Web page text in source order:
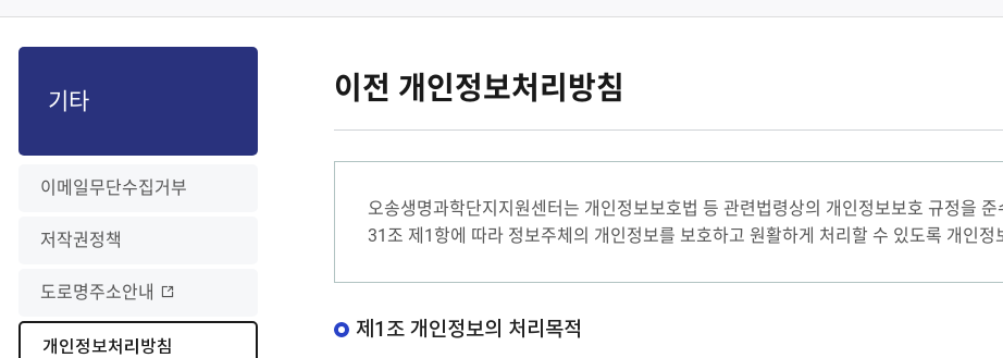
기타
이메일무단수집거부
저작권정책
도로명주소안내
개인정보처리방침
이전 개인정보처리방침
오송생명과학단지지원센터는 개인정보보호법 등 관련법령상의 개인정보보호 규정을
31조 제1항에 따라 정보주체의 개인정보를 보호하고 원활하게 처리할 수 있도록 개인정
제1조 개인정보의 처리목적